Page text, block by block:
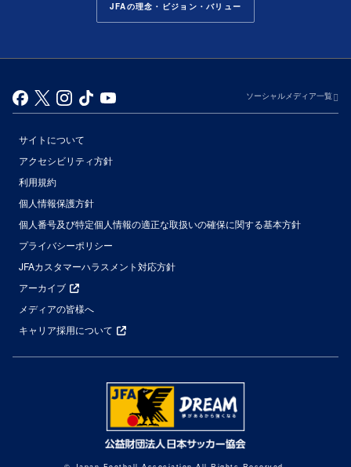
JFAの理念・ビジョン・バリュー
ソーシャルメディア一覧
サイトについて
アクセシビリティ方針
利用規約
個人情報保護方針
個人番号及び特定個人情報の適正な取扱いの確保に関する基本方針
プライバシーポリシー
JFAカスタマーハラスメント対応方針
アーカイブ
メディアの皆様へ
キャリア採用について